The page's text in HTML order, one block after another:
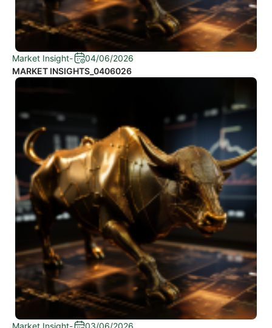
Market Insight-
04/06/2026
MARKET INSIGHTS_0406026